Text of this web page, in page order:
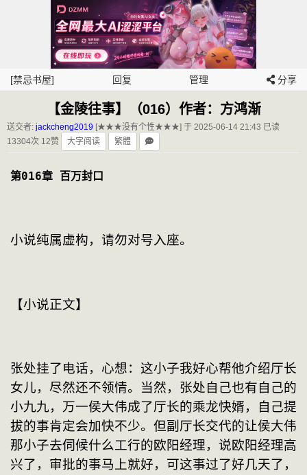
[禁忌书屋] 回复 管理 分享
【金陵往事】（016）作者：方鸿渐
送交者: jackcheng2019 [★★★没有个性★★★] 于 2025-06-14 21:43 已读
13304次 12赞
大字阅读 繁體
第016章 百万封口
小说纯属虚构，请勿对号入座。
【小说正文】
张处挂了电话，心想：这小子我好心帮他介绍厅长
女儿，尽然还不领情。当然，张处自己也有自己的
小九九，万一侯大伟成了厅长的乘龙快婿，自己提
拔的事肯定会加快不少。但副厅长交代的让侯大伟
那小子去伺候什么工行的欧阳经理，说欧阳经理高
兴了，审批的事马上就好，可这事过了好几天了，